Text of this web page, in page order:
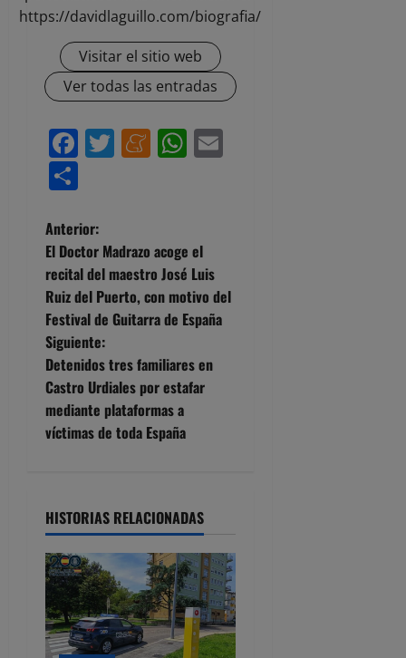
https://davidlaguillo.com/biografia/
Visitar el sitio web
Ver todas las entradas
Facebook
Twitter
Meneame
WhatsApp
N
a
v
e
g
a
i
ó
n
d
Anterior:
El Doctor Madrazo acoge el
recital del maestro José Luis
Ruiz del Puerto, con motivo del
Festival de Guitarra de España
Siguiente:
Detenidos tres familiares en
Castro Urdiales por estafar
mediante plataformas a
víctimas de toda España
HISTORIAS RELACIONADAS